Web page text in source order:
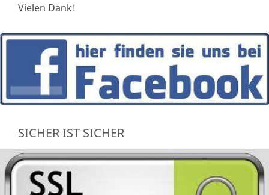
Vielen Dank!
SICHER IST SICHER